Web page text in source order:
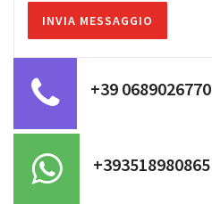
+39 0689026770
+393518980865